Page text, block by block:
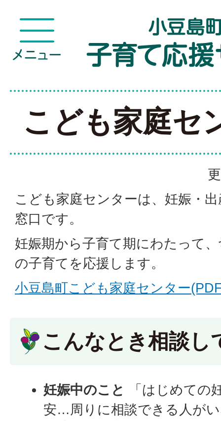
こども家庭セ
こども家庭センターは、妊娠・
窓口です。
妊娠期から子育て期にわたって
の子育てを応援します。
小豆島町こども家庭センター
こんなとき相談し
妊娠中のこと
「はじめての
安…周りに相談できる人が